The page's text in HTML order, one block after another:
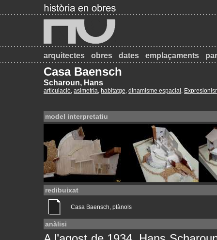
arquitectes obres dates emplaçaments
Casa Baensch
Scharoun, Hans
articulació, asimetría, habitatge, dinamisme espacial ,
model interpretatiu
redibuixat
Casa Baensch, plànols
anàlisi